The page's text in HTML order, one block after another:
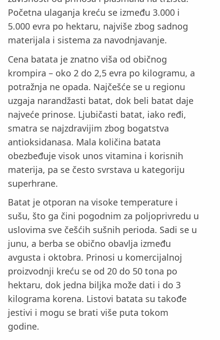
Početna ulaganja kreću se između 3.000 i
5.000 evra po hektaru, najviše zbog sadnog
materijala i sistema za navodnjavanje.
Cena batata je znatno viša od običnog
krompira – oko 2 do 2,5 evra po kilogramu, a
potražnja ne opada. Najčešće se u regionu
uzgaja narandžasti batat, dok beli batat daje
najveće prinose. Ljubičasti batat, iako ređi,
smatra se najzdravijim zbog bogatstva
antioksidanasa. Mala količina batata
obezbeđuje visok unos vitamina i korisnih
materija, pa se često svrstava u kategoriju
superhrane.
Batat je otporan na visoke temperature i
sušu, što ga čini pogodnim za poljoprivredu u
uslovima sve češćih sušnih perioda. Sadi se u
junu, a berba se obično obavlja između
avgusta i oktobra. Prinosi u komercijalnoj
proizvodnji kreću se od 20 do 50 tona po
hektaru, dok jedna biljka može dati i do 3
kilograma korena. Listovi batata su takođe
jestivi i mogu se brati više puta tokom
godine.